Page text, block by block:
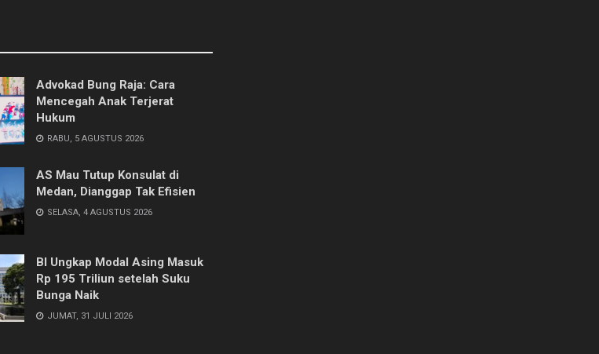
Advokad Bung Raja: Cara
Mencegah Anak Terjerat
Hukum
RABU, 5 AGUSTUS 2026
AS Mau Tutup Konsulat di
Medan, Dianggap Tak Efisien
SELASA, 4 AGUSTUS 2026
BI Ungkap Modal Asing Masuk
Rp 195 Triliun setelah Suku
Bunga Naik
JUMAT, 31 JULI 2026